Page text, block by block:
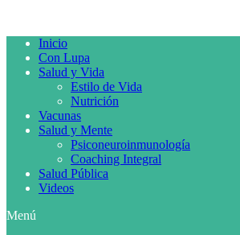
Inicio
Con Lupa
Salud y Vida
Estilo de Vida
Nutrición
Vacunas
Salud y Mente
Psiconeuroinmunología
Coaching Integral
Salud Pública
Videos
Menú